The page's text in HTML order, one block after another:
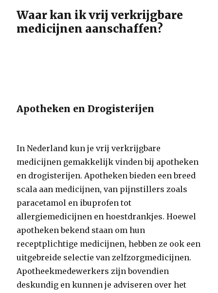
Waar kan ik vrij verkrijgbare
medicijnen aanschaffen?
Apotheken en Drogisterijen
In Nederland kun je vrij verkrijgbare
medicijnen gemakkelijk vinden bij apotheken
en drogisterijen. Apotheken bieden een breed
scala aan medicijnen, van pijnstillers zoals
paracetamol en ibuprofen tot
allergiemedicijnen en hoestdrankjes. Hoewel
apotheken bekend staan om hun
receptplichtige medicijnen, hebben ze ook een
uitgebreide selectie van zelfzorgmedicijnen.
Apotheekmedewerkers zijn bovendien
deskundig en kunnen je adviseren over het